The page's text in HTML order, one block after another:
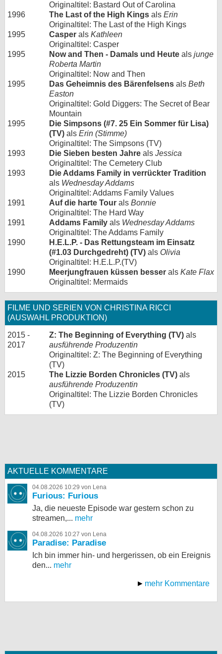
Originaltitel: Bastard Out of Carolina
1996
The Last of the High Kings als Erin
Originaltitel: The Last of the High Kings
1995
Casper als Kathleen
Originaltitel: Casper
1995
Now and Then - Damals und Heute als junge
Roberta Martin
Originaltitel: Now and Then
1995
Das Geheimnis des Bärenfelsens als Beth
Easton
Originaltitel: Gold Diggers: The Secret of Bear
Mountain
1995
Die Simpsons (#7. 25 Ein Sommer für Lisa)
(TV) als Erin (Stimme)
Originaltitel: The Simpsons (TV)
1993
Die Sieben besten Jahre als Jessica
Originaltitel: The Cemetery Club
1993
Die Addams Family in verrückter Tradition
als Wednesday Addams
Originaltitel: Addams Family Values
1991
Auf die harte Tour als Bonnie
Originaltitel: The Hard Way
1991
Addams Family als Wednesday Addams
Originaltitel: The Addams Family
1990
H.E.L.P. - Das Rettungsteam im Einsatz
(#1.03 Durchgedreht) (TV) als Olivia
Originaltitel: H.E.L.P.(TV)
1990
Meerjungfrauen küssen besser als Kate Flax
Originaltitel: Mermaids
FILME UND SERIEN VON CHRISTINA RICCI
(AUSWAHL PRODUKTION)
2015 -
2017
Z: The Beginning of Everything (TV) als
ausführende Produzentin
Originaltitel: Z: The Beginning of Everything
(TV)
2015
The Lizzie Borden Chronicles (TV) als
ausführende Produzentin
Originaltitel: The Lizzie Borden Chronicles
(TV)
AKTUELLE KOMMENTARE
04.08.2026 10:29 von Lena
Furious: Furious
Ja, die neueste Episode war gestern schon zu
streamen,... mehr
04.08.2026 10:27 von Lena
Paradise: Paradise
Ich bin immer hin- und hergerissen, ob ein Ereignis
den... mehr
mehr Kommentare